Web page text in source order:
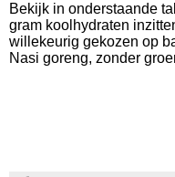
Bekijk in onderstaande
gram koolhydraten
willekeurig gekozen op
Nasi goreng, zonder